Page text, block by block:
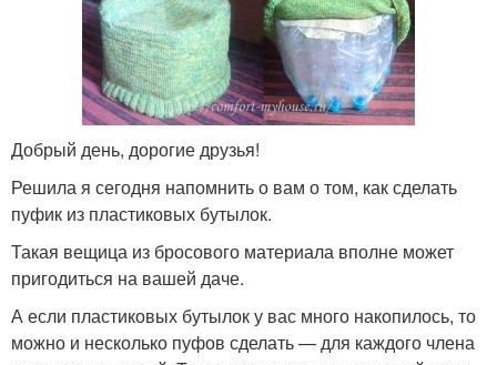
Добрый день, дорогие друзья!
Решила я сегодня напомнить о вам о том, как сделать
пуфик из пластиковых бутылок.
Такая вещица из бросового материала вполне может
пригодиться на вашей даче.
А если пластиковых бутылок у вас много накопилось, то
можно и несколько пуфов сделать — для каждого члена